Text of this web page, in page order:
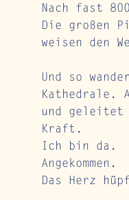
Nach fast
Die großen
weisen den
Und so
Kathedrale.
und geleitet
Kraft.
Ich bin da.
Angekommen.
Das Herz